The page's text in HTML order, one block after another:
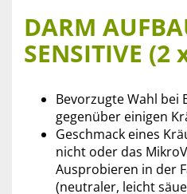
DARM
SENSITIVE (2
Bevorzugte Wahl bei
gegenüber einigen
Geschmack eines
nicht oder das
Ausprobieren in der
(neutraler, leicht